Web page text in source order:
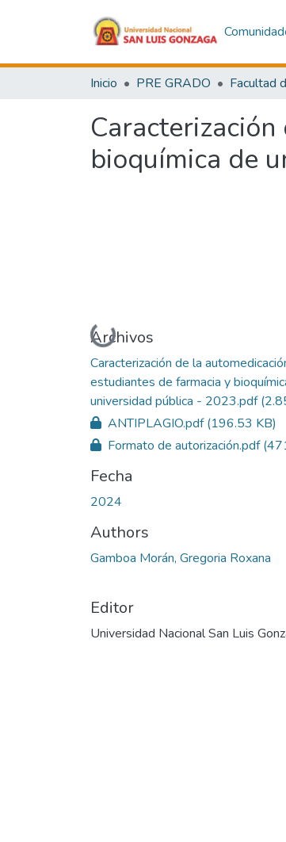
Inicio PRE GRADO
bioquímica de
Cargando...
Archivos
Caracterización de la
estudiantes de farmacia y
universidad pública - 2023.pdf
ANTIPLAGIO.pdf(196.53 KB)
Formato de autorización.pdf
Fecha
2024
Authors
Gamboa Morán, Gregoria Roxana
Editor
Universidad Nacional San Luis